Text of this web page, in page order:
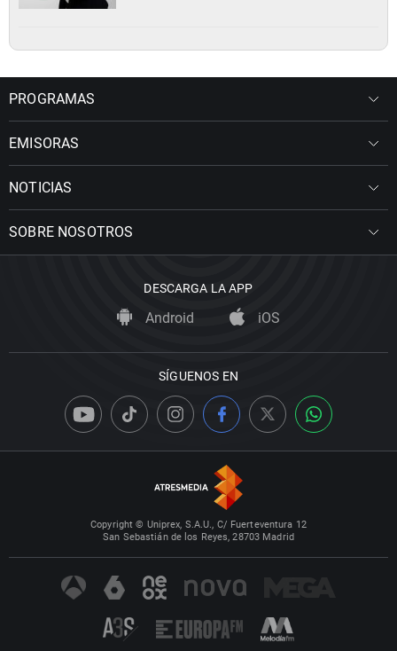
PROGRAMAS
EMISORAS
NOTICIAS
SOBRE NOSOTROS
DESCARGA LA APP
Android iOS
SÍGUENOS EN
Copyright © Uniprex, S.A.U., C/ Fuerteventura 12
San Sebastián de los Reyes, 28703 Madrid